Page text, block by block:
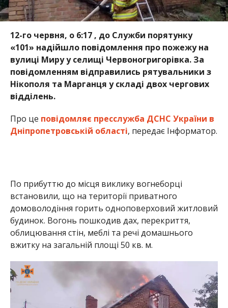
По прибуттю до місця виклику вогнеборці
встановили, що на території приватного
домоволодіння горить одноповерховий житловий
будинок. Вогонь пошкодив дах, перекриття,
облицювання стін, меблі та речі домашнього
вжитку на загальній площі 50 кв. м.
У селищі Червоногригорівка під час пожежі виявили тіло жінки